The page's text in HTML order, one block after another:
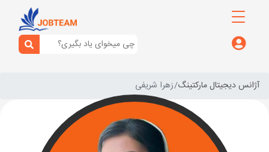
آژانس دیجیتال مارکتینگ زهرا شریفی